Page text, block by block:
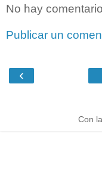
No hay
Publicar un
‹
Con